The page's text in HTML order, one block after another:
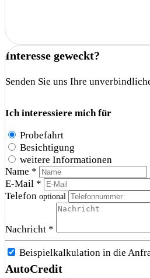
Interesse geweckt?
Senden Sie uns Ihre
Ich interessiere mich für
Probefahrt
Besichtigung
weitere Informationen
Name *
E-Mail *
Telefon optional
Nachricht *
Beispielkalkulation in die
AutoCredit